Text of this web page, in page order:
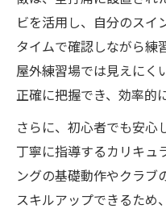
ビを活用し、自分のスイ
タイムで確認しながら練
屋外練習場では見えにく
正確に把握でき、効率的
さらに、初心者でも安心
丁寧に指導するカリキュ
ングの基礎動作やクラブ
スキルアップできるため